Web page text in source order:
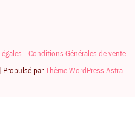
- Conditions Générales de vente
Propulsé parThème WordPress Astra